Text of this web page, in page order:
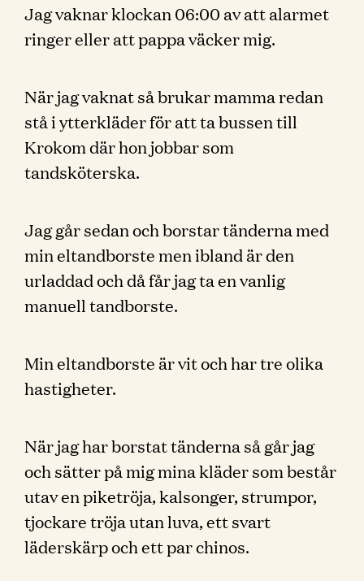
Jag vaknar klockan 06:00 av att alarmet
ringer eller att pappa väcker mig.
När jag vaknat så brukar mamma redan
stå i ytterkläder för att ta bussen till
Krokom där hon jobbar som
tandsköterska.
Jag går sedan och borstar tänderna med
min eltandborste men ibland är den
urladdad och då får jag ta en vanlig
manuell tandborste.
Min eltandborste är vit och har tre olika
hastigheter.
När jag har borstat tänderna så går jag
och sätter på mig mina kläder som består
utav en piketröja, kalsonger, strumpor,
tjockare tröja utan luva, ett svart
läderskärp och ett par chinos.